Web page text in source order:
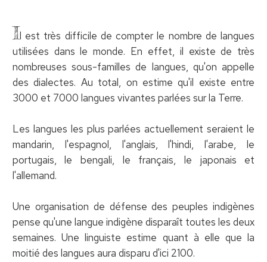
Il est très difficile de compter le nombre de langues
utilisées dans le monde. En effet, il existe de très
nombreuses sous-familles de langues, qu'on appelle
des dialectes. Au total, on estime qu'il existe entre
3000 et 7000 langues vivantes parlées sur la Terre.
Les langues les plus parlées actuellement seraient le
mandarin, l'espagnol, l'anglais, l'hindi, l'arabe, le
portugais, le bengali, le français, le japonais et
l'allemand.
Une organisation de défense des peuples indigènes
pense qu'une langue indigène disparaît toutes les deux
semaines. Une linguiste estime quant à elle que la
moitié des langues aura disparu d'ici 2100.